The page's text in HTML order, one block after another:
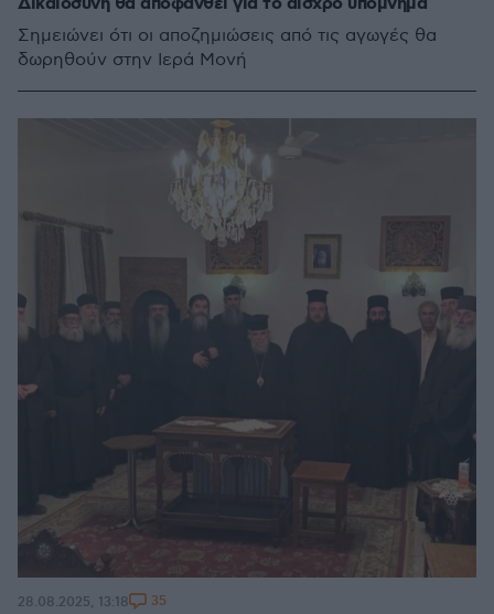
Σημειώνει ότι οι αποζημιώσεις από τις αγωγές θα
δωρηθούν στην Ιερά Μονή
28.08.2025, 13:18 35